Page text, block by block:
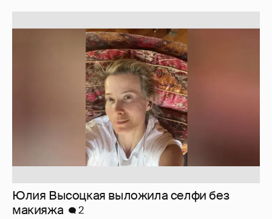
Юлия Высоцкая выложила селфи без
макияжа
2